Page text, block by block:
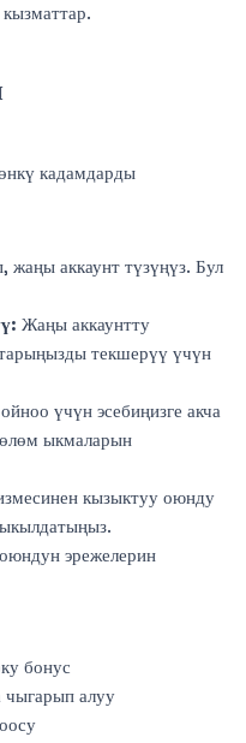
кадамдарды
жаңы аккаунт түзүңүз. Бул
Жаңы аккаунтту
текшерүү үчүн
үчүн эсебиңизге акча
ыкмаларын
кызыктуу оюнду
эрежелерин
бонус
чыгарып алуу